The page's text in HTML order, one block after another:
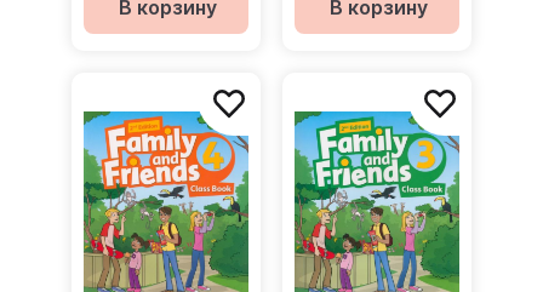
В корзину В корзину